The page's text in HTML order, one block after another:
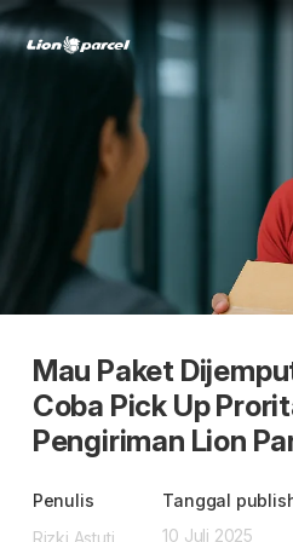
Layanan kami
Pengiriman
Fulfillment
Korporasi
Daftar jadi Mitra
Lacak pendaftaran Mitra
Pengiriman Internasional
Promo & tips
Promo terbaru
Info seller
Info mitra
Informasi lain
Dangerous Goods
Karantina
Klaim
Indonesia
Indonesia
ID
Mau Paket
Coba Pick Up
Pengiriman Lion
Penulis
Rizki Astuti
Tanggal
10 Juli 2025